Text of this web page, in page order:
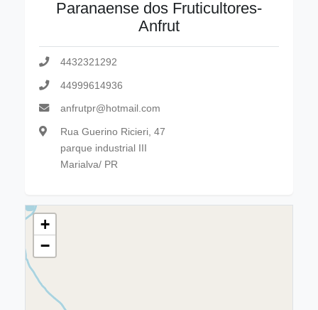
Paranaense dos Fruticultores-
Anfrut
4432321292
44999614936
anfrutpr@hotmail.com
Rua Guerino Ricieri, 47
parque industrial III
Marialva/ PR
+
−